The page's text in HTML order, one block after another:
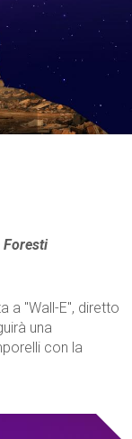
Foresti
a "Wall-E", diretto
una
con la